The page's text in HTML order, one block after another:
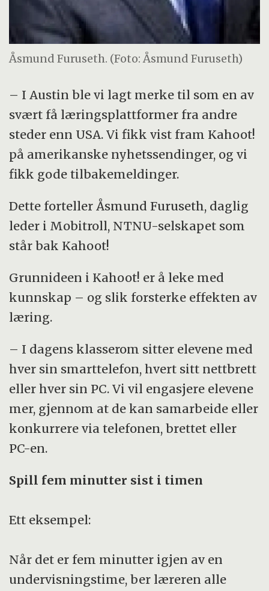
Åsmund Furuseth. (Foto: Åsmund Furuseth)
– I Austin ble vi lagt merke til som en av
svært få læringsplattformer fra andre
steder enn USA. Vi fikk vist fram Kahoot!
på amerikanske nyhetssendinger, og vi
fikk gode tilbakemeldinger.
Dette forteller Åsmund Furuseth, daglig
leder i Mobitroll, NTNU-selskapet som
står bak Kahoot!
Grunnideen i Kahoot! er å leke med
kunnskap – og slik forsterke effekten av
læring.
– I dagens klasserom sitter elevene med
hver sin smarttelefon, hvert sitt nettbrett
eller hver sin PC. Vi vil engasjere elevene
mer, gjennom at de kan samarbeide eller
konkurrere via telefonen, brettet eller
PC-en.
Spill fem minutter sist i timen
Ett eksempel:
Når det er fem minutter igjen av en
undervisningstime, ber læreren alle